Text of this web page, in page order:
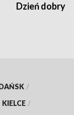
Dzień dobry
/
KIELCE /